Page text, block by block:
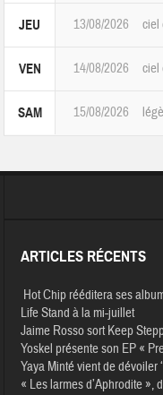
JEU 13/08/2026 ciel
VEN 14/08/2026 ciel
SAM 15/08/2026
ARTICLES RÉCENTS
Hot Chip rééditera ses
Life Stand à la mi-juillet
Jaime Rosso sort Keep
Yoskel présente son EP «
Yaya Minté vient de dévoiler
« Les larmes d’Aphrodite »,